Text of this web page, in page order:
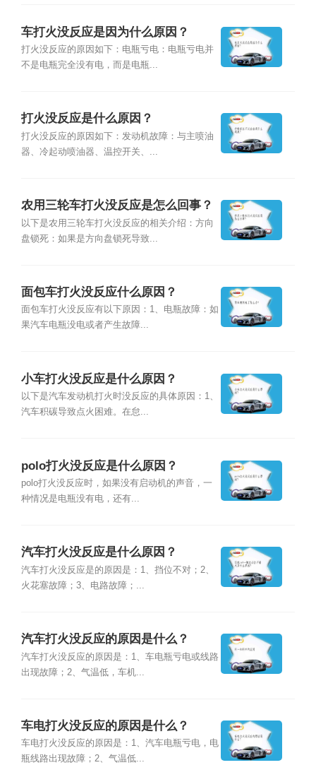
车打火没反应是因为什么原因？
打火没反应的原因如下：电瓶亏电：电瓶亏电并
不是电瓶完全没有电，而是电瓶...
打火没反应是什么原因？
打火没反应的原因如下：发动机故障：与主喷油
器、冷起动喷油器、温控开关、...
农用三轮车打火没反应是怎么回事？
以下是农用三轮车打火没反应的相关介绍：方向
盘锁死：如果是方向盘锁死导致...
面包车打火没反应什么原因？
面包车打火没反应有以下原因：1、电瓶故障：如
果汽车电瓶没电或者产生故障...
小车打火没反应是什么原因？
以下是汽车发动机打火时没反应的具体原因：1、
汽车积碳导致点火困难。在怠...
polo打火没反应是什么原因？
polo打火没反应时，如果没有启动机的声音，一
种情况是电瓶没有电，还有...
汽车打火没反应是什么原因？
汽车打火没反应是的原因是：1、挡位不对；2、
火花塞故障；3、电路故障；...
汽车打火没反应的原因是什么？
汽车打火没反应的原因是：1、车电瓶亏电或线路
出现故障；2、气温低，车机...
车电打火没反应的原因是什么？
车电打火没反应的原因是：1、汽车电瓶亏电，电
瓶线路出现故障；2、气温低...